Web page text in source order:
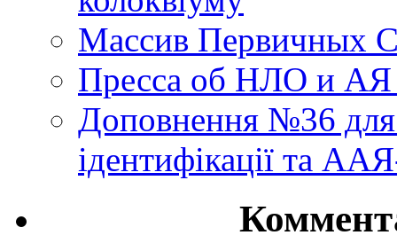
Массив Первичных
Пресса об НЛО и
Доповнення №36
ідентифікації та